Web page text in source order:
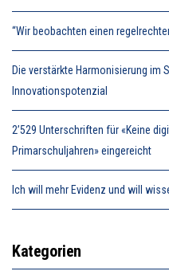
“Wir beobachten einen
Die verstärkte Harmonisierung im
Innovationspotenzial
2’529 Unterschriften für «Keine
Primarschuljahren» eingereicht
Ich will mehr Evidenz und will
Kategorien